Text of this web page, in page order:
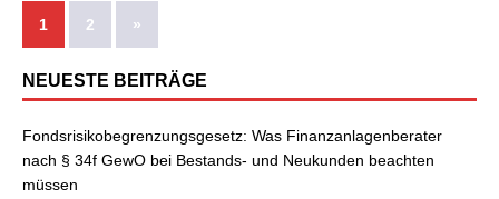
1 2 »
NEUESTE BEITRÄGE
Fondsrisikobegrenzungsgesetz: Was Finanzanlagenberater
nach § 34f GewO bei Bestands- und Neukunden beachten
müssen